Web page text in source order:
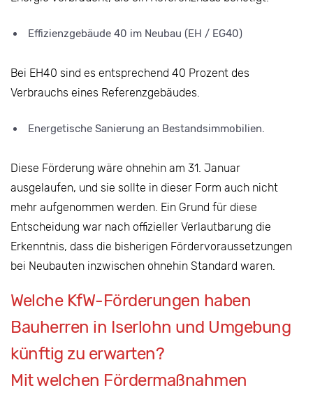
Effizienzgebäude 40 im Neubau (EH / EG40)
Bei EH40 sind es entsprechend 40 Prozent des
Verbrauchs eines Referenzgebäudes.
Energetische Sanierung an Bestandsimmobilien.
Diese Förderung wäre ohnehin am 31. Januar
ausgelaufen, und sie sollte in dieser Form auch nicht
mehr aufgenommen werden. Ein Grund für diese
Entscheidung war nach offizieller Verlautbarung die
Erkenntnis, dass die bisherigen Fördervoraussetzungen
bei Neubauten inzwischen ohnehin Standard waren.
Welche KfW-Förderungen haben
Bauherren in Iserlohn und Umgebung
künftig zu erwarten?
Mit welchen Fördermaßnahmen